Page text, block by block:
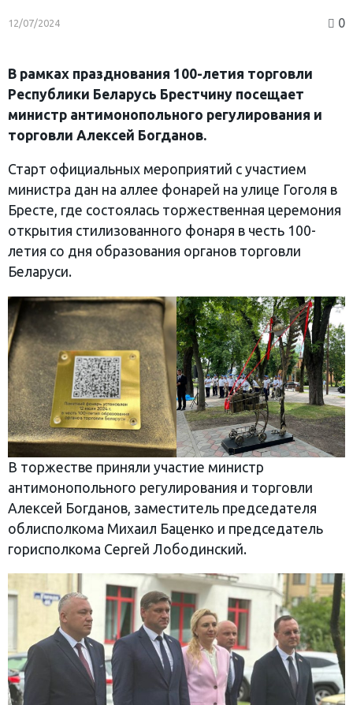
12/07/2024 0
В рамках празднования 100-летия торговли
Республики Беларусь Брестчину посещает
министр антимонопольного регулирования и
торговли Алексей Богданов.
Старт официальных мероприятий с участием
министра дан на аллее фонарей на улице Гоголя в
Бресте, где состоялась торжественная церемония
открытия стилизованного фонаря в честь 100-
летия со дня образования органов торговли
Беларуси.
В торжестве приняли участие министр
антимонопольного регулирования и торговли
Алексей Богданов, заместитель председателя
облисполкома Михаил Баценко и председатель
горисполкома Сергей Лободинский.